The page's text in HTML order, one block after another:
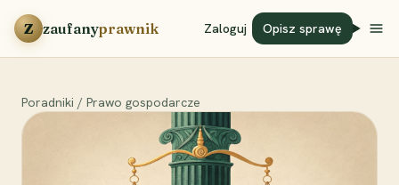
Przejdź do treści
Z zaufanyprawnik Zaloguj Opisz sprawę
Poradniki / Prawo gospodarcze